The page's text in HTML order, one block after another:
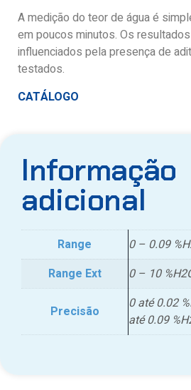
A medição do teor de água é
em poucos minutos. Os
influenciados pela presença de
testados.
CATÁLOGO
Informação
adicional
Range
0 – 0.09
Range Ext
0 – 10
Precisão
0 até 0.02
até 0.09